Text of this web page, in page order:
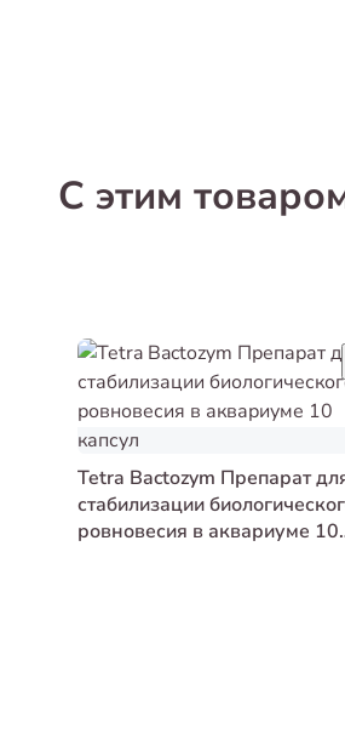
С этим
Tetra Bactozym Препарат
стабилизации
ровновесия в аквариуме 10